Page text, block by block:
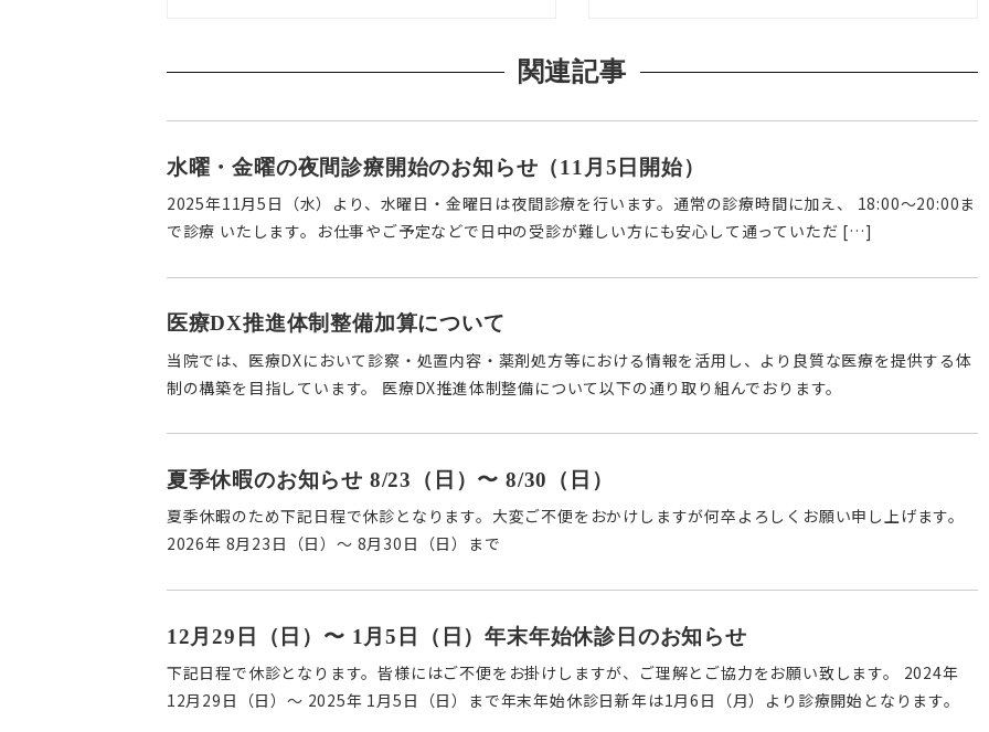
関連記事
水曜・金曜の夜間診療開始のお知らせ（11月5日開始）
2025年11月5日（水）より、水曜日・金曜日は夜間診療を行います。通常の診療時間に加え、 18:00～20:00ま
で診療 いたします。お仕事やご予定などで日中の受診が難しい方にも安心して通っていただ […]
医療DX推進体制整備加算について
当院では、医療DXにおいて診察・処置内容・薬剤処方等における情報を活用し、より良質な医療を提供する体
制の構築を目指しています。 医療DX推進体制整備について以下の通り取り組んでおります。
夏季休暇のお知らせ 8/23（日）〜 8/30（日）
夏季休暇のため下記日程で休診となります。大変ご不便をおかけしますが何卒よろしくお願い申し上げます。
2026年 8月23日（日）〜 8月30日（日）まで
12月29日（日）〜 1月5日（日）年末年始休診日のお知らせ
下記日程で休診となります。皆様にはご不便をお掛けしますが、ご理解とご協力をお願い致します。 2024年
12月29日（日）〜 2025年 1月5日（日）まで年末年始休診日新年は1月6日（月）より診療開始となります。